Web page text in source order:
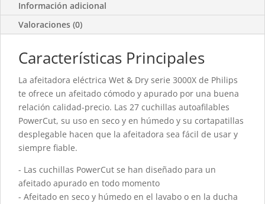
Información adicional
Valoraciones (0)
Características Principales
La afeitadora eléctrica Wet & Dry serie 3000X de Philips
te ofrece un afeitado cómodo y apurado por una buena
relación calidad-precio. Las 27 cuchillas autoafilables
PowerCut, su uso en seco y en húmedo y su cortapatillas
desplegable hacen que la afeitadora sea fácil de usar y
siempre fiable.
- Las cuchillas PowerCut se han diseñado para un
afeitado apurado en todo momento
- Afeitado en seco y húmedo en el lavabo o en la ducha